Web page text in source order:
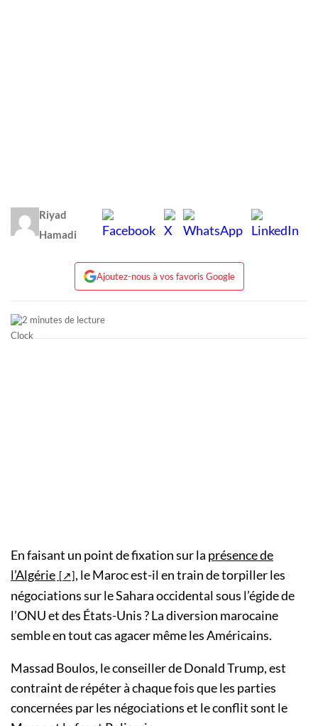
Riyad
Hamadi
Ajoutez-nous à vos favoris Google
2 minutes de lecture
En faisant un point de fixation sur la présence de
l’Algérie
, le Maroc est-il en train de torpiller les
négociations sur le Sahara occidental sous l’égide de
l’ONU et des États-Unis ? La diversion marocaine
semble en tout cas agacer même les Américains.
Massad Boulos, le conseiller de Donald Trump, est
contraint de répéter à chaque fois que les parties
concernées par les négociations et le conflit sont le